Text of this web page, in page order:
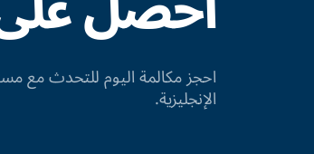
احجز مكالمة اليوم للتحدث
الإنجليزية.